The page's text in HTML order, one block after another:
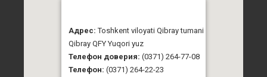
Адрес:Toshkent viloyati Qibray tumani
Qibray QFY Yuqori yuz
Телефон доверия: (0371) 264-77-08
Телефон: (0371) 264-22-23